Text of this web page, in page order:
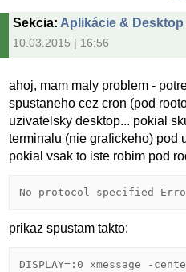
Sekcia: Aplikácie & Desktop
10.03.2015 | 16:56
ahoj, mam maly problem -
spustaneho cez cron (pod
uzivatelsky desktop... pokial
terminalu (nie grafickeho) pod
pokial vsak to iste robim pod
No protocol specified
prikaz spustam takto:
DISPLAY=:0 xmessage -